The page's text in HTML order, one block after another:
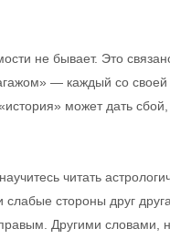
не бывает. Это
— каждый со
может дать
читать
стороны друг
Другими